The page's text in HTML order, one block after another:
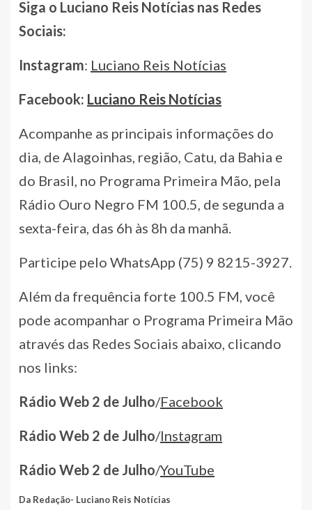
Siga o Luciano Reis Notícias nas Redes
Sociais:
Instagram: Luciano Reis Notícias
Facebook: Luciano Reis Notícias
Acompanhe as principais informações do
dia, de Alagoinhas, região, Catu, da Bahia e
do Brasil, no Programa Primeira Mão, pela
Rádio Ouro Negro FM 100.5, de segunda a
sexta-feira, das 6h às 8h da manhã.
Participe pelo WhatsApp (75) 9 8215-3927.
Além da frequência forte 100.5 FM, você
pode acompanhar o Programa Primeira Mão
através das Redes Sociais abaixo, clicando
nos links:
Rádio Web 2 de Julho/Facebook
Rádio Web 2 de Julho/Instagram
Rádio Web 2 de Julho/YouTube
Da Redação- Luciano Reis Notícias